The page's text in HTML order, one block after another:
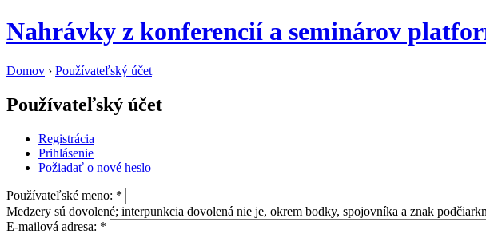
Nahrávky z konferencií a seminárov
Domov › Používateľský účet
Používateľský účet
Registrácia
Prihlásenie
Požiadať o nové heslo
Používateľské meno: *
Medzery sú dovolené; interpunkcia dovolená nie je, okrem bodky, spojovníka a znak
E-mailová adresa: *